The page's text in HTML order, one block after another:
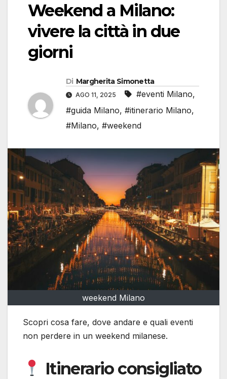
Weekend a Milano:
vivere la città in due
giorni
Di Margherita Simonetta
AGO 11, 2025 #eventi Milano,
#guida Milano, #itinerario Milano,
#Milano, #weekend
weekend Milano
Scopri cosa fare, dove andare e quali eventi
non perdere in un weekend milanese.
Itinerario consigliato